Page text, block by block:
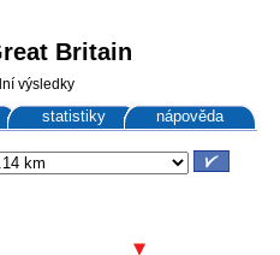
Britain
výsledky
statistiky nápověda